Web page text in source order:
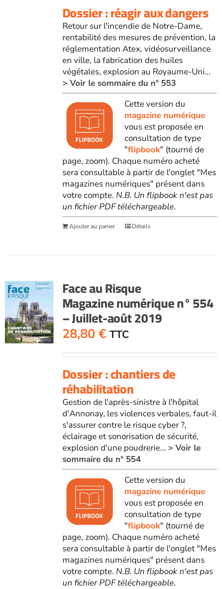
Dossier : réagir aux dangers
Retour sur l'incendie de Notre-Dame,
rentabilité des mesures de prévention, la
réglementation Atex, vidéosurveillance
en ville, la fabrication des huiles
végétales, explosion au Royaume-Uni...
> Voir le sommaire du n° 553
Cette version du
magazine numérique
vous est proposée en
consultation de type
"flipbook" (tourné de
page, zoom). Chaque numéro acheté
sera consultable à partir de l'onglet "Mes
magazines numériques" présent dans
votre compte. N.B. Un flipbook n'est pas
un fichier PDF téléchargeable.
Ajouter au panier Détails
Face au Risque
Magazine numérique n° 554
– Juillet-août 2019
28,80 € TTC
Dossier : chantiers de
réhabilitation
Gestion de l'après-sinistre à l'hôpital
d'Annonay, les violences verbales, faut-il
s'assurer contre le risque cyber ?,
éclairage et sonorisation de sécurité,
explosion d'une poudrerie... > Voir le
sommaire du n° 554
Cette version du
magazine numérique
vous est proposée en
consultation de type
"flipbook" (tourné de
page, zoom). Chaque numéro acheté
sera consultable à partir de l'onglet "Mes
magazines numériques" présent dans
votre compte. N.B. Un flipbook n'est pas
un fichier PDF téléchargeable.